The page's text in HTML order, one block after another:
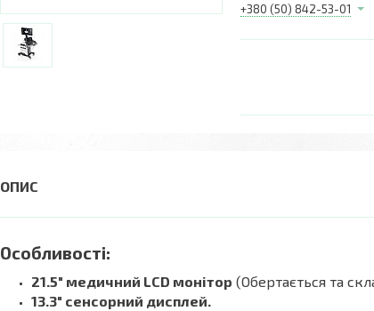
+380 (50) 842-53-01
Особливості:
21.5″ медичний LCD монітор (Обертається та
13.3″ сенсорний дисплей.